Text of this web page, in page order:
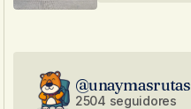
@unaymasrutas
2504 seguidores